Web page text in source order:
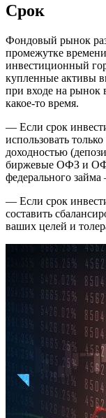
Срок
Фондовый рынок
промежутке
инвестиционный
купленные активы
при входе на рынок
какое-то время.
— Если срок
использовать
доходностью
биржевые ОФЗ и
федерального
— Если срок
составить
ваших целей и